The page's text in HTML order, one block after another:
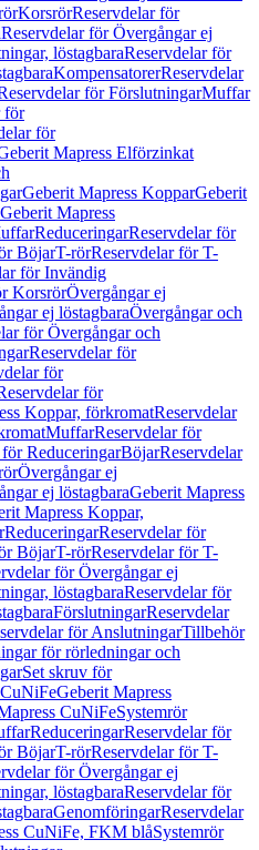
KorsrörReservdelar för
Reservdelar för Övergångar ej
löstagbaraReservdelar för
KompensatorerReservdelar
för FörslutningarMuffar
för
för
Mapress Elförzinkat
Geberit Mapress KopparGeberit
Mapress
ReduceringarReservdelar för
BöjarT-rörReservdelar för T-
för Invändig
KorsrörÖvergångar ej
ej löstagbaraÖvergångar och
för Övergångar och
Reservdelar för
för
för
Koppar, förkromatReservdelar
MuffarReservdelar för
ReduceringarBöjarReservdelar
Övergångar ej
ej löstagbaraGeberit Mapress
Mapress Koppar,
ReduceringarReservdelar för
BöjarT-rörReservdelar för T-
för Övergångar ej
löstagbaraReservdelar för
FörslutningarReservdelar
för AnslutningarTillbehör
för rörledningar och
Set skruv för
Geberit Mapress
CuNiFeSystemrör
ReduceringarReservdelar för
BöjarT-rörReservdelar för T-
för Övergångar ej
löstagbaraReservdelar för
GenomföringarReservdelar
CuNiFe, FKM blåSystemrör